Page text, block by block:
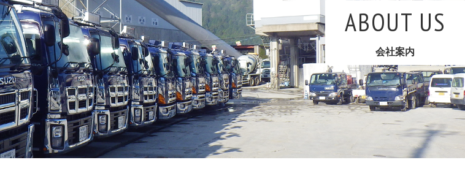
ABOUT US
会社案内
施工実績
採用情報
会社案内
お問い合わせ